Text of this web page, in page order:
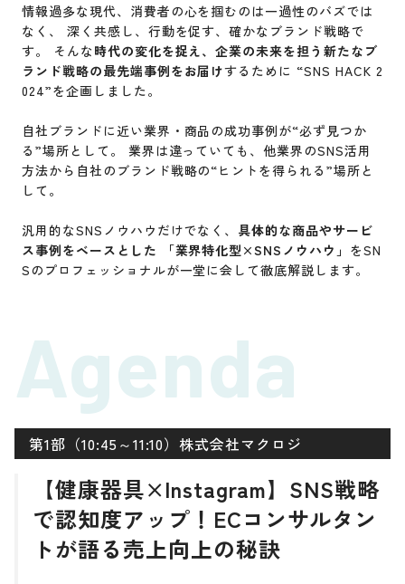
情報過多な現代、消費者の心を掴むのは一過性のバズでは
なく、 深く共感し、行動を促す、確かなブランド戦略で
す。 そんな 時代の変化を捉え、企業の未来を担う新たなブ
ランド戦略の最先端事例をお届けするために “SNS HACK 2
024”を企画しました。
自社ブランドに近い業界・商品の成功事例が“必ず見つか
る”場所として。 業界は違っていても、他業界のSNS活用
方法から自社のブランド戦略の“ヒントを得られる”場所と
して。
汎用的なSNSノウハウだけでなく、 具体的な商品やサービ
ス事例をベースとした 「業界特化型×SNSノウハウ」 をSN
Sのプロフェッショナルが一堂に会して徹底解説します。
Agenda
第1部（10:45～11:10）株式会社マクロジ
【健康器具×Instagram】SNS戦略
で認知度アップ！ECコンサルタン
トが語る売上向上の秘訣